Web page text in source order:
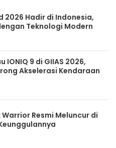
2026 Hadir di Indonesia,
Teknologi Modern
IONIQ 9 di GIIAS 2026,
Akselerasi Kendaraan
Resmi Meluncur di